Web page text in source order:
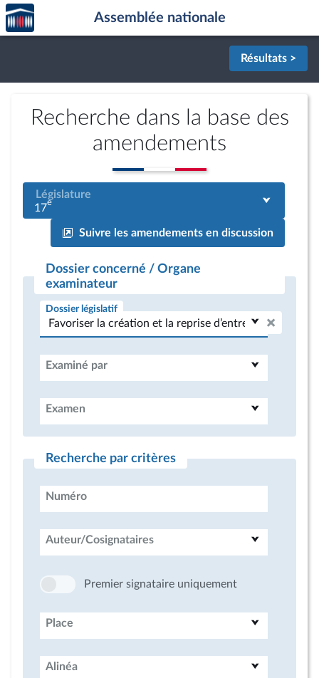
Aller au contenu
Aller en bas de la page
Accèder
à la
page
Assemblée nationale
Résultats >
Recherche dans la base des
amendements
Législature
17e
Suivre les amendements en discussion
Dossier concerné / Organe
examinateur
Dossier législatif
Examiné par
Examen
Recherche par critères
Numéro
Auteur/Cosignataires
Premier signataire uniquement
Place
Alinéa